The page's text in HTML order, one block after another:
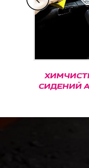
ХИМЧИСТКА
СИДЕНИЙ